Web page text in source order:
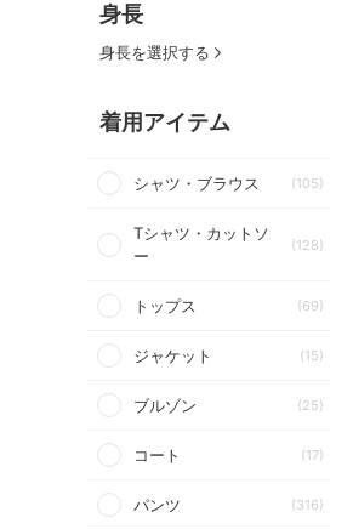
身長
身長を選択する
着用アイテム
シャツ・ブラウス (105)
Tシャツ・カットソ
ー
(128)
トップス (69)
ジャケット (15)
ブルゾン (25)
コート (17)
パンツ (316)